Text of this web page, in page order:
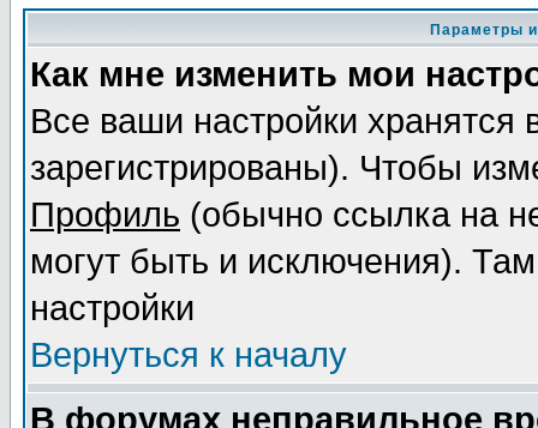
Параметры
Как мне изменить мои
Все ваши настройки
зарегистрированы). Чтобы
Профиль (обычно ссылка на
могут быть и исключения).
настройки
Вернуться к началу
В форумах неправильное